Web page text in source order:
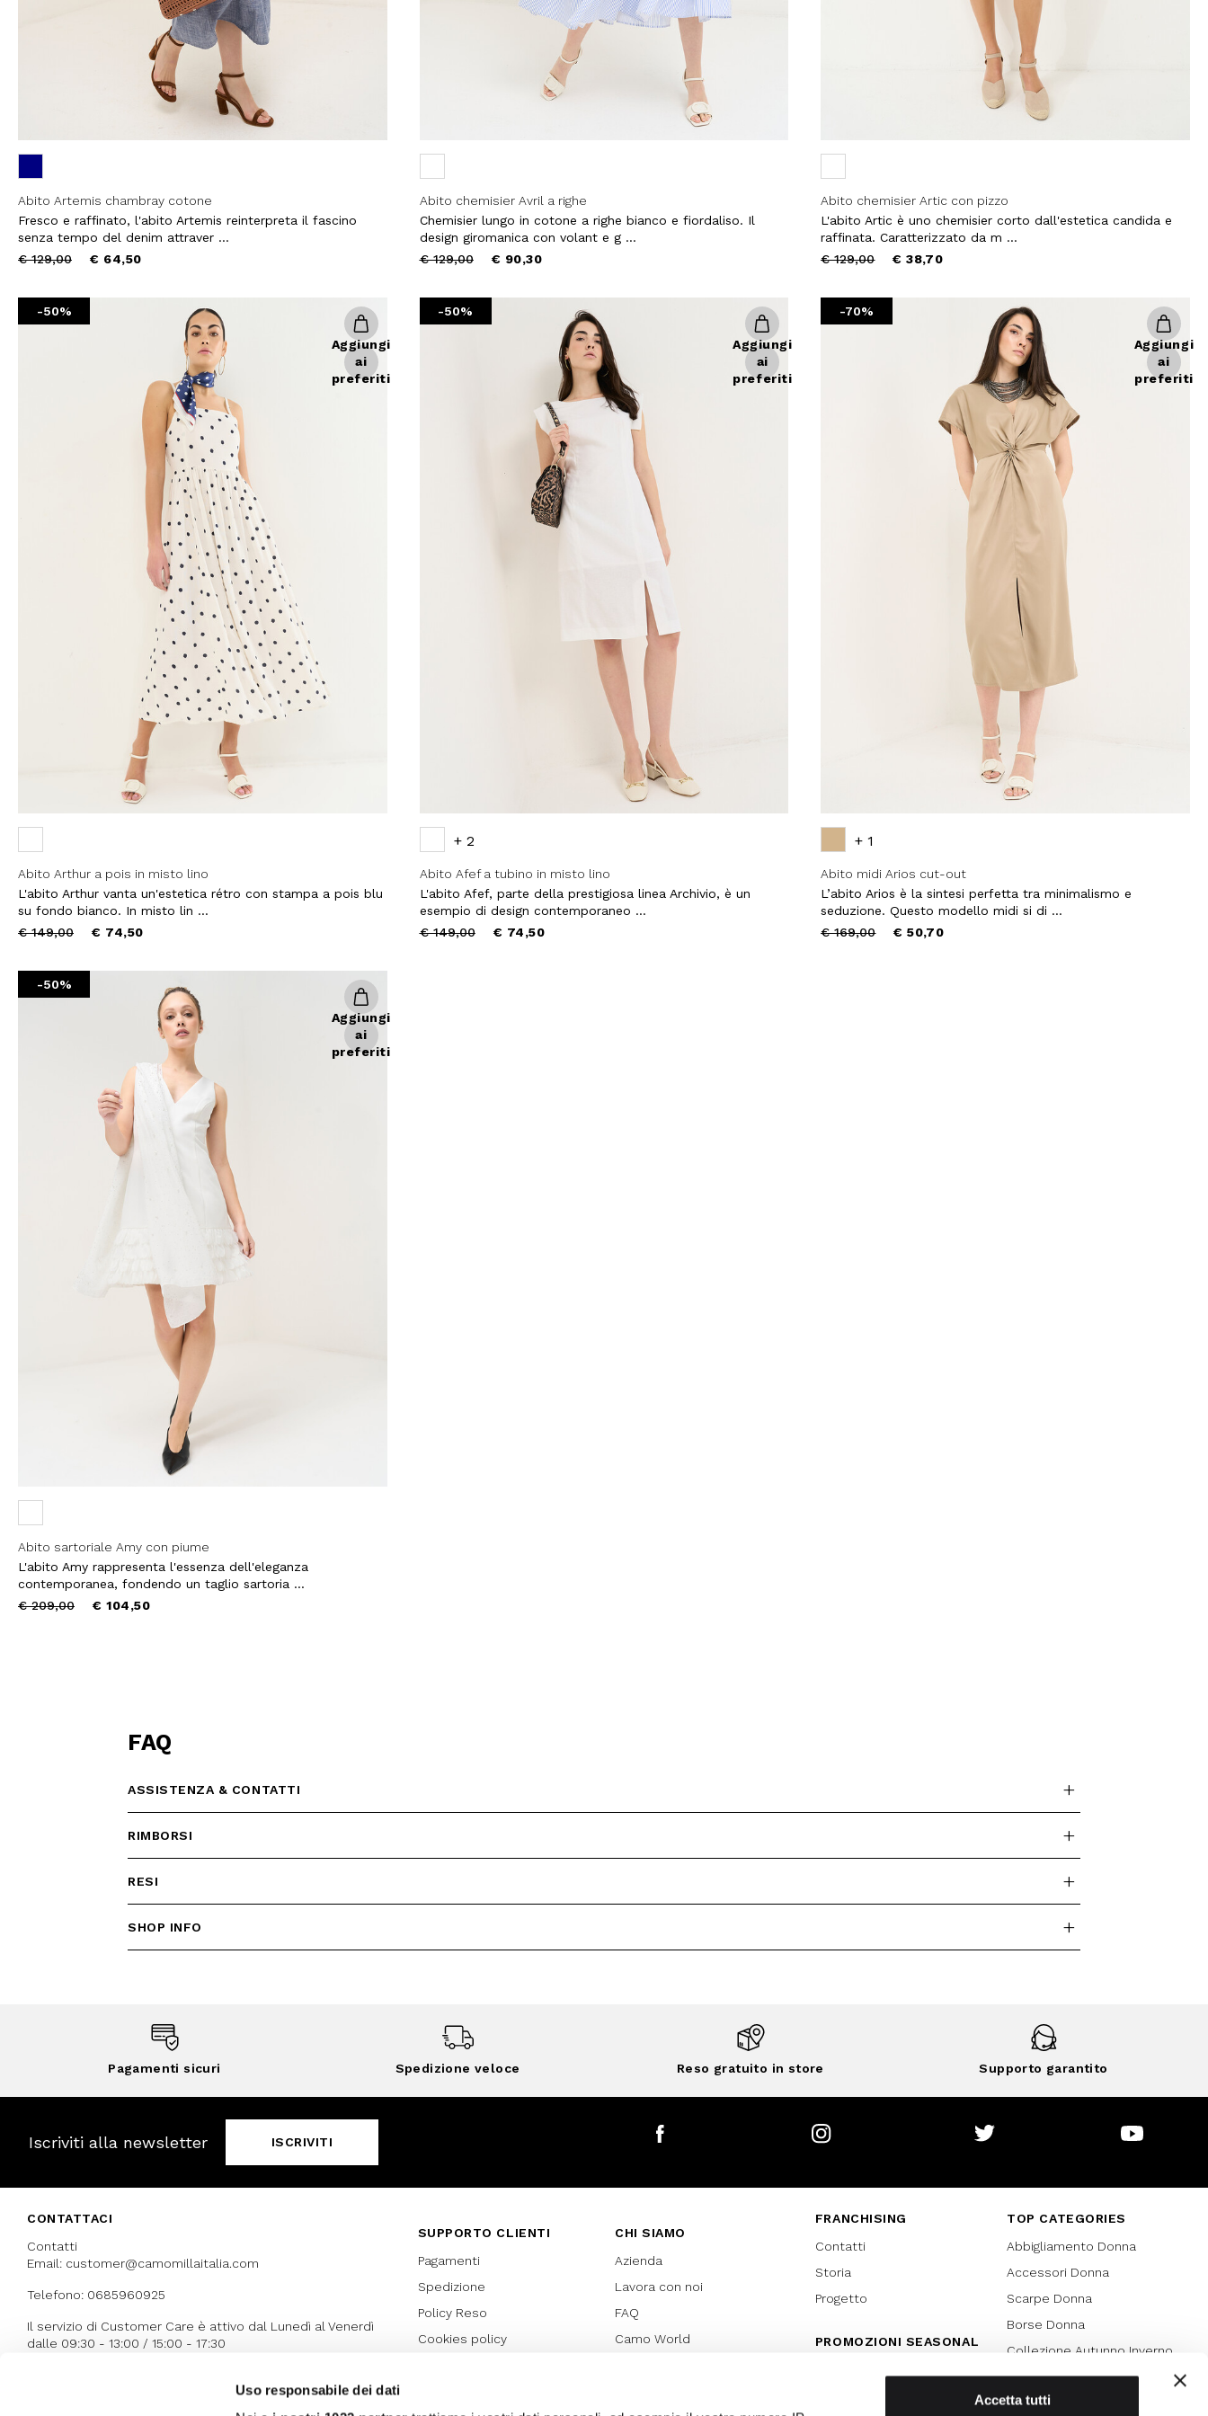
Uso responsabile dei dati
Accetta tutti
Abito Artemis chambray cotone
Fresco e raffinato, l'abito Artemis reinterpreta il fascino
senza tempo del denim attraver ...
Price
€ 129,00to € 64,50
Abito chemisier Avril a righe
Chemisier lungo in cotone a righe bianco e fiordaliso. Il
design giromanica con volant e g ...
Price
€ 129,00to € 90,30
Abito chemisier Artic con pizzo
L'abito Artic è uno chemisier corto dall'estetica candida e
raffinata. Caratterizzato da m ...
Price
€ 129,00to € 38,70
-50%
Aggiungi
ai
preferiti
Abito Arthur a pois in misto lino
L'abito Arthur vanta un'estetica rétro con stampa a pois blu
su fondo bianco. In misto lin ...
Price
€ 149,00to € 74,50
-50%
Aggiungi
ai
preferiti
+ 2
Abito Afef a tubino in misto lino
L'abito Afef, parte della prestigiosa linea Archivio, è un
esempio di design contemporaneo ...
Price
€ 149,00to € 74,50
-70%
Aggiungi
ai
preferiti
+ 1
Abito midi Arios cut-out
L’abito Arios è la sintesi perfetta tra minimalismo e
seduzione. Questo modello midi si di ...
Price
€ 169,00to € 50,70
-50%
Aggiungi
ai
preferiti
Abito sartoriale Amy con piume
L'abito Amy rappresenta l'essenza dell'eleganza
contemporanea, fondendo un taglio sartoria ...
Price
€ 209,00to € 104,50
FAQ
ASSISTENZA & CONTATTI
RIMBORSI
RESI
SHOP INFO
Pagamenti sicuri Spedizione veloce Reso gratuito in store Supporto garantito
Iscriviti alla newsletter ISCRIVITI
Chiudi
10% DI SCONTO
Entra nella Community di Camomilla Italia e accedi
NOME
Con la creazione del tuo profilo, confermi di aver letto e
compreso la nostra Privacy Policy e il nostro Regolamento
My Lovely Garden e di essere maggiorenne.
CONTATTACI
Contatti
Email: customer@camomillaitalia.com
Telefono: 0685960925
Il servizio di Customer Care è attivo dal Lunedì al Venerdì
dalle 09:30 - 13:00 / 15:00 - 17:30
SUPPORTO CLIENTI
Pagamenti
Spedizione
Policy Reso
Cookies policy
CHI SIAMO
Azienda
Lavora con noi
FAQ
Camo World
FRANCHISING
Contatti
Storia
Progetto
PROMOZIONI SEASONAL
TOP CATEGORIES
Abbigliamento Donna
Accessori Donna
Scarpe Donna
Borse Donna
Collezione Autunno Inverno
Collezione Primavera Estate
SPECIAL PROMOTION